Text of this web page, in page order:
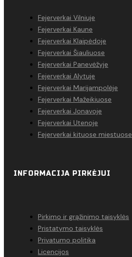
Fejerverkai Vilniuje
Fejerverkai Kaune
Fejerverkai Klaipėdoje
Fejerverkai Šiauliuose
Fejerverkai Panevėžyje
Fejerverkai Alytuje
Fejerverkai Marijampolėje
Fejerverkai Mažeikiuose
Fejerverkai Jonavoje
Fejerverkai Utenoje
Fejerverkai kituose miestuose
INFORMACIJA PIRKĖJUI
Pirkimo ir grąžinimo taisyklės
Pristatymo taisyklės
Privatumo politika
Licencijos